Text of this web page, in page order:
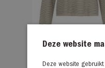
Deze website
Deze website